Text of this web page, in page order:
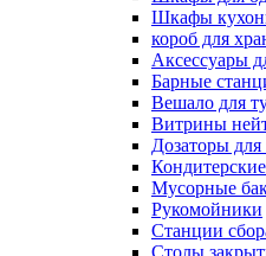
Шкафы
короб для
Аксессуары
Барные
Вешало для
Витрины
Дозаторы
Мусорные
Рукомойники
Станции
Столы